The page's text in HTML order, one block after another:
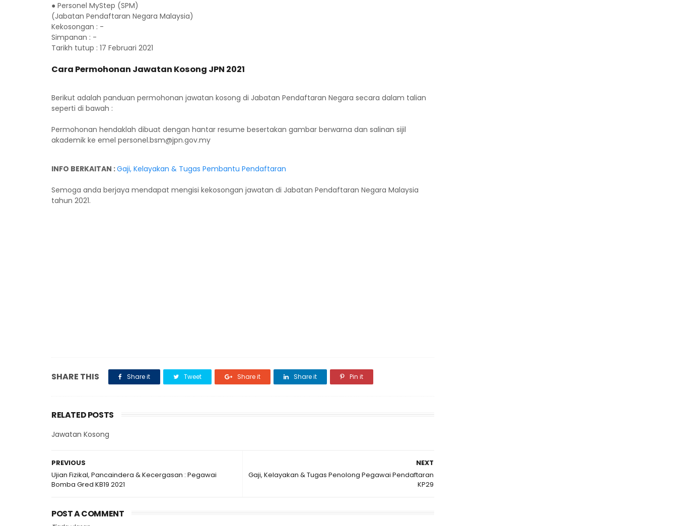
● Personel MyStep (SPM)
(Jabatan Pendaftaran Negara Malaysia)
Kekosongan : -
Simpanan : -
Tarikh tutup : 17 Februari 2021
Cara Permohonan Jawatan Kosong JPN 2021
Berikut adalah panduan permohonan jawatan kosong di Jabatan Pendaftaran Negara secara dalam talian
seperti di bawah :
Permohonan hendaklah dibuat dengan hantar resume besertakan gambar berwarna dan salinan sijil
akademik ke emel personel.bsm@jpn.gov.my
INFO BERKAITAN :Gaji, Kelayakan & Tugas Pembantu Pendaftaran
Semoga anda berjaya mendapat mengisi kekosongan jawatan di Jabatan Pendaftaran Negara Malaysia
tahun 2021.
SHARE THIS Share it Tweet Share it Share it Pin it
RELATED POSTS
Jawatan Kosong
NEXT
Gaji, Kelayakan & Tugas Penolong Pegawai Pendaftaran
KP29
PREVIOUS
Ujian Fizikal, Pancaindera & Kecergasan : Pegawai
Bomba Gred KB19 2021
POST A COMMENT